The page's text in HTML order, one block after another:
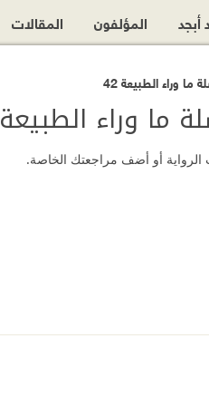
وراء الطبيعة 42
وراء الطبيعة 42
أبجد المؤلفون المقالات